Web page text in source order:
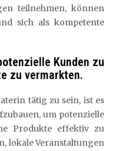
teilnehmen, können
sich als kompetente
Kunden zu
zu vermarkten.
tätig zu sein, ist es
um potenzielle
Produkte effektiv zu
lokale Veranstaltungen